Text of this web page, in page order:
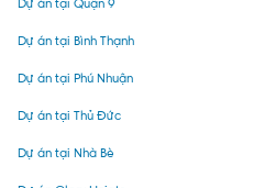
Dự án tại Quận 9
Dự án tại Bình Thạnh
Dự án tại Phú Nhuận
Dự án tại Thủ Đức
Dự án tại Nhà Bè